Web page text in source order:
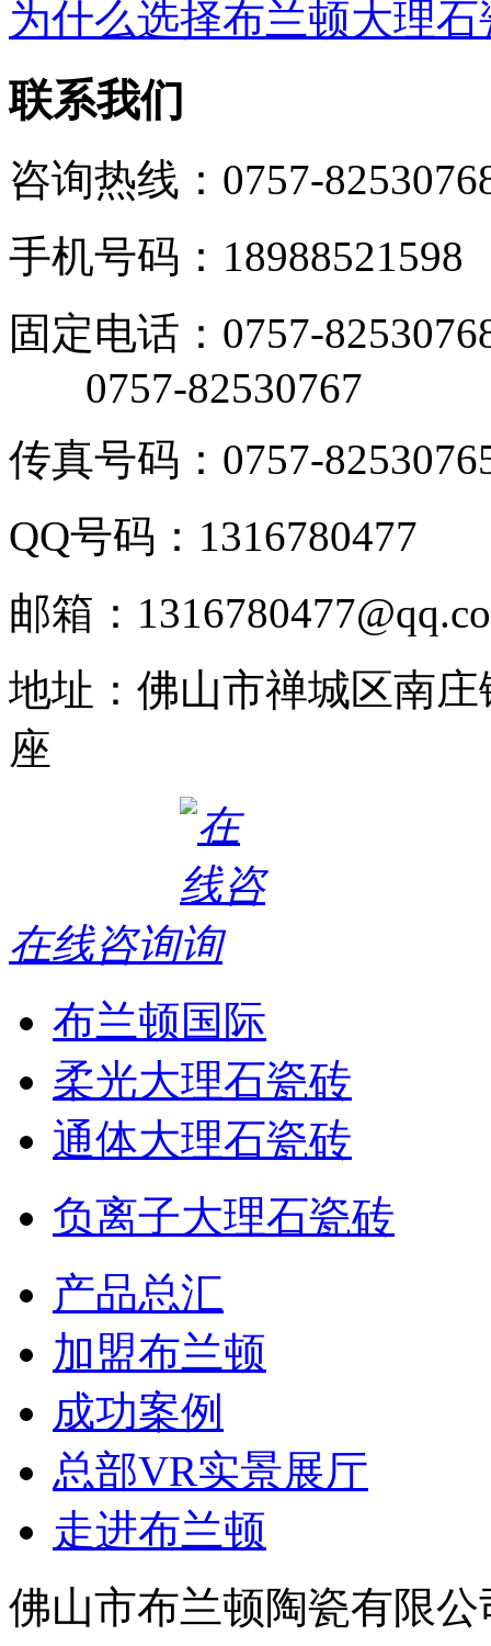
为什么选择布兰顿大理石
联系我们
咨询热线：0757-
手机号码：18988521598
固定电话：0757-
0757-82530767
传真号码：0757-
QQ号码：1316780477
邮箱：
地址：佛山市禅城区南
座
在线咨询
布兰顿国际
柔光大理石瓷砖
通体大理石瓷砖
负离子大理石瓷砖
产品总汇
加盟布兰顿
成功案例
总部VR实景展厅
走进布兰顿
佛山市布兰顿陶瓷有限公